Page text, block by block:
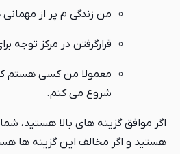
من زندگی م پر از
قرارگرفتن در مرکز
معمولا من کسی هستم که
شروع می کنم.
اگر موافق گزینه های بالا هستید، شما
هستید و اگر مخالف این گزینه ها